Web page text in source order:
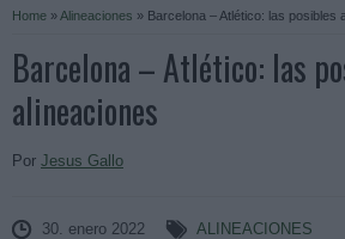
Home »Alineaciones » Barcelona – Atlético: las posibles
Barcelona – Atlético: las
alineaciones
Por Jesus Gallo
30. enero 2022 ALINEACIONES